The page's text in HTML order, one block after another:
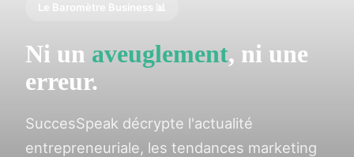
Le Baromètre Business 📊
Ni un aveuglement, ni une
erreur.
SuccesSpeak décrypte l'actualité
entrepreneuriale, les tendances marketing